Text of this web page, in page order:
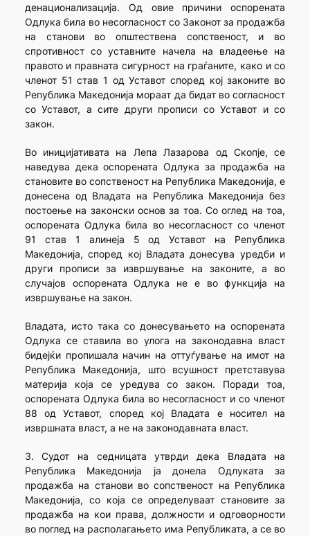
денационализација. Од овие причини оспорената
Одлука била во несогласност со Законот за продажба
на станови во општествена сопственост, и во
спротивност со уставните начела на владеење на
правото и правната сигурност на граѓаните, како и со
членот 51 став 1 од Уставот според кој законите во
Република Македонија мораат да бидат во согласност
со Уставот, а сите други прописи со Уставот и со
закон.
Во иницијативата на Лепа Лазарова од Скопје, се
наведува дека оспорената Одлука за продажба на
становите во сопственост на Република Македонија, е
донесена од Владата на Република Македонија без
постоење на законски основ за тоа. Со оглед на тоа,
оспорената Одлука била во несогласност со членот
91 став 1 алинеја 5 од Уставот на Република
Македонија, според кој Владата донесува уредби и
други прописи за извршување на законите, а во
случајов оспорената Одлука не е во функција на
извршување на закон.
Владата, исто така со донесувањето на оспорената
Одлука се ставила во улога на законодавна власт
бидејќи пропишала начин на оттуѓување на имот на
Република Македонија, што всушност претставува
материја која се уредува со закон. Поради тоа,
оспорената Одлука била во несогласност и со членот
88 од Уставот, според кој Владата е носител на
извршната власт, а не на законодавната власт.
3. Судот на седницата утврди дека Владата на
Република Македонија ја донела Одлуката за
продажба на станови во сопственост на Република
Македонија, со која се определуваат становите за
продажба на кои права, должности и одговорности
во поглед на располагањето има Републиката, а се во